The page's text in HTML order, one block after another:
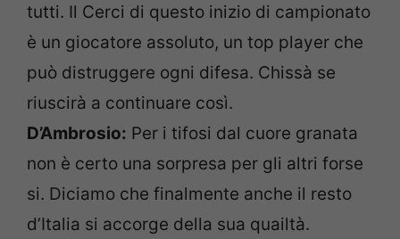
tutti. Il Cerci di questo inizio di campionato
è un giocatore assoluto, un top player che
può distruggere ogni difesa. Chissà se
riuscirà a continuare così.
D’Ambrosio: Per i tifosi dal cuore granata
non è certo una sorpresa per gli altri forse
si. Diciamo che finalmente anche il resto
d’Italia si accorge della sua quailtà.